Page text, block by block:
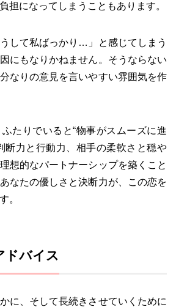
担になってしまうこともあります。
して私ばっかり…」と感じてしまう
にもなりかねません。そうならない
なりの意見を言いやすい雰囲気を作
たりでいると“物事がスムーズに進
断力と行動力、相手の柔軟さと穏や
想的なパートナーシップを築くこと
なたの優しさと決断力が、この恋を
。
ドバイス
に、そして長続きさせていくために